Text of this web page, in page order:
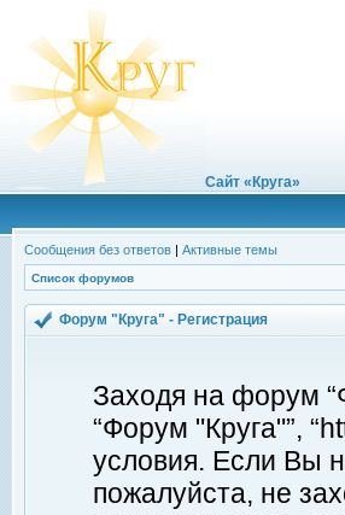
Сайт «Круга»
Сообщения без ответов | Активные темы
Список форумов
Форум "Круга" - Регистрация
Заходя на форум
“Форум "Круга"”,
условия. Если Вы
пожалуйста, не